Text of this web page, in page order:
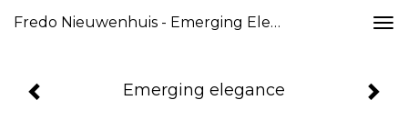
Fredo Nieuwenhuis - Emerging Elegance
Emerging elegance